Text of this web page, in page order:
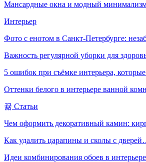
Мансардные окна и модный
Интерьер
Фото с енотом в Санкт-Петербурге:
Важность регулярной уборки для
5 ошибок при съёмке интерьера,
Оттенки белого в интерьере ванной
Статьи
Чем оформить декоративный камин:
Как удалить царапины и сколы с
Идеи комбинирования обоев в